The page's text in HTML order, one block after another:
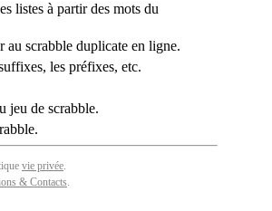
listes à partir des mots du
au scrabble duplicate en ligne.
les préfixes, etc.
jeu de scrabble.
vie privée.
& Contacts.